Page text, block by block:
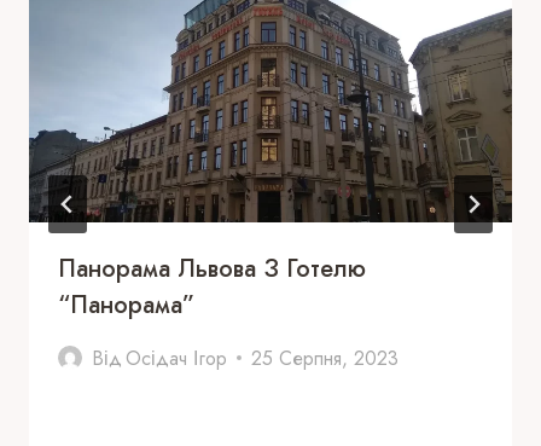
Панорама Львова З Готелю
“Панорама”
Від Осідач Ігор 25 Серпня, 2023